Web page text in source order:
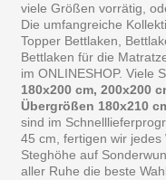
viele Größen vorrätig,
Die umfangreiche
Topper Bettlaken,
Bettlaken für die
im ONLINESHOP. Viele
180x200 cm, 200x200
Übergrößen 180x210
sind im
45 cm, fertigen wir
Steghöhe auf
aller Ruhe die beste